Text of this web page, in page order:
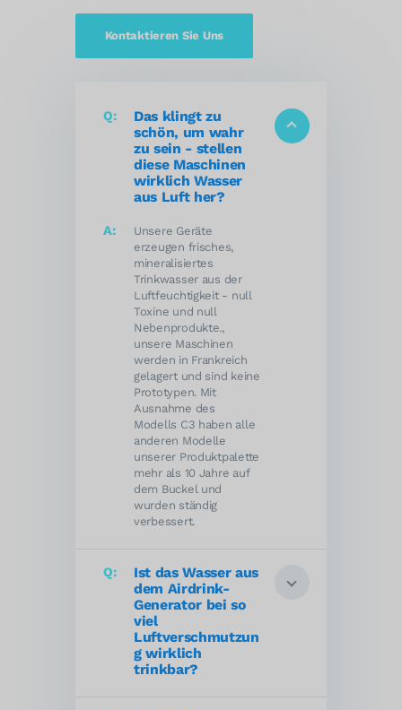
Kontaktieren Sie Uns
Das klingt zu
schön, um wahr
zu sein - stellen
diese Maschinen
wirklich Wasser
aus Luft her?
Unsere Geräte
erzeugen frisches,
mineralisiertes
Trinkwasser aus der
Luftfeuchtigkeit - null
Toxine und null
Nebenprodukte.,
unsere Maschinen
werden in Frankreich
gelagert und sind keine
Prototypen. Mit
Ausnahme des
Modells C3 haben alle
anderen Modelle
unserer Produktpalette
mehr als 10 Jahre auf
dem Buckel und
wurden ständig
verbessert.
Ist das Wasser aus
dem Airdrink-
Generator bei so
viel
Luftverschmutzun
g wirklich
trinkbar?